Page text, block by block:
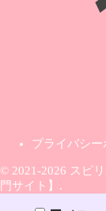
プライバシー
© 2021-2026 スピ
門サイト】.